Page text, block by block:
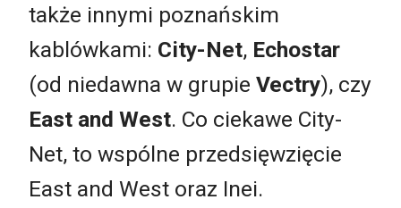
także innymi poznańskim
kablówkami: City-Net, Echostar
(od niedawna w grupie Vectry), czy
East and West. Co ciekawe City-
Net, to wspólne przedsięwzięcie
East and West oraz Inei.